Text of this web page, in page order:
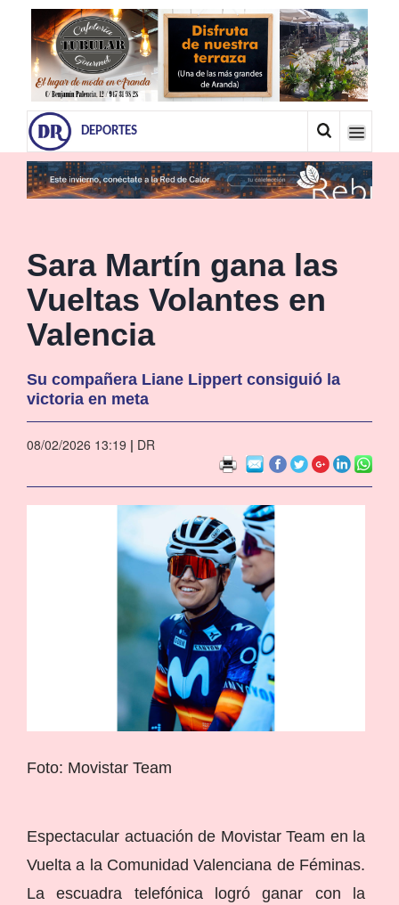
DEPORTES
Sara Martín gana las
Vueltas Volantes en
Valencia
Su compañera Liane Lippert consiguió la
victoria en meta
08/02/2026 13:19 | DR
Foto: Movistar Team
Espectacular actuación de Movistar Team en la
Vuelta a la Comunidad Valenciana de Féminas.
La escuadra telefónica logró ganar con la